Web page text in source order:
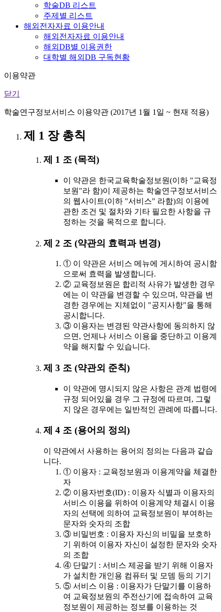
학술DB 리스트
주제별 리스트
해외전자자료 이용안내
해외전자자료 이용안내
해외DB별 이용권한
대학별 해외DB 구독현황
이용약관
닫기
학술연구정보서비스 이용약관 (2017년 1월 1일 ~ 현재 적용)
제 1 장 총칙
제 1 조 (목적)
이 약관은 한국교육학술정보원(이하 "교육정
보원"라 함)이 제공하는 학술연구정보서비스
의 웹사이트(이하 "서비스" 라함)의 이용에
관한 조건 및 절차와 기타 필요한 사항을 규
정하는 것을 목적으로 합니다.
제 2 조 (약관의 효력과 변경)
① 이 약관은 서비스 메뉴에 게시하여 공시함
으로써 효력을 발생합니다.
② 교육정보원은 합리적 사유가 발생한 경우
에는 이 약관을 변경할 수 있으며, 약관을 변
경한 경우에는 지체없이 "공지사항"을 통해
공시합니다.
③ 이용자는 변경된 약관사항에 동의하지 않
으면, 언제나 서비스 이용을 중단하고 이용계
약을 해지할 수 있습니다.
제 3 조 (약관외 준칙)
이 약관에 명시되지 않은 사항은 관계 법령에
규정 되어있을 경우 그 규정에 따르며, 그렇
지 않은 경우에는 일반적인 관례에 따릅니다.
제 4 조 (용어의 정의)
이 약관에서 사용하는 용어의 정의는 다음과 같습
니다.
① 이용자 : 교육정보원과 이용계약을 체결한
자
② 이용자번호(ID) : 이용자 식별과 이용자의
서비스 이용을 위하여 이용계약 체결시 이용
자의 선택에 의하여 교육정보원이 부여하는
문자와 숫자의 조합
③ 비밀번호 : 이용자 자신의 비밀을 보호하
기 위하여 이용자 자신이 설정한 문자와 숫자
의 조합
④ 단말기 : 서비스 제공을 받기 위해 이용자
가 설치한 개인용 컴퓨터 및 모뎀 등의 기기
⑤ 서비스 이용 : 이용자가 단말기를 이용하
여 교육정보원의 주전산기에 접속하여 교육
정보원이 제공하는 정보를 이용하는 것